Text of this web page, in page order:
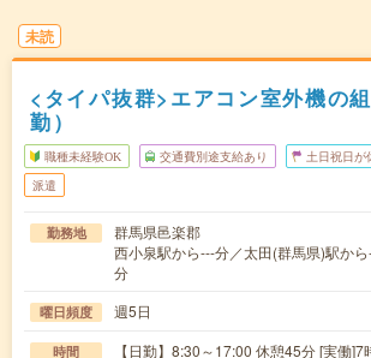
未読
<タイパ抜群>エアコン室外機の
勤）
職種未経験OK 交通費別途支給あり 土日祝日が
派遣
勤務地
群馬県邑楽郡
西小泉駅から---分／太田(群馬県)駅か
分
曜日頻度 週5日
時間 【日勤】8:30～17:00 休憩45分 [実働]7